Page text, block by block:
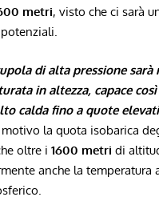
metri, visto che ci sarà
di alta pressione sarà
in altezza, capace
calda fino a quote
la quota isobarica
oltre i 1600 metri di
anche la temperatura